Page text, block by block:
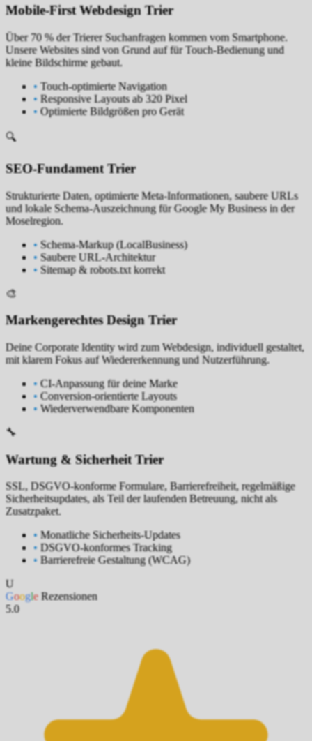
Mobile-First Webdesign Trier
Über 70 % der Trierer Suchanfragen kommen vom Smartphone.
Unsere Websites sind von Grund auf für Touch-Bedienung und
kleine Bildschirme gebaut.
•Touch-optimierte Navigation
• Responsive Layouts ab 320 Pixel
•Optimierte Bildgrößen pro Gerät
🔍
SEO-Fundament Trier
Strukturierte Daten, optimierte Meta-Informationen, saubere URLs
und lokale Schema-Auszeichnung für Google My Business in der
Moselregion.
• Schema-Markup (LocalBusiness)
• Saubere URL-Architektur
• Sitemap & robots.txt korrekt
🎨
Markengerechtes Design Trier
Deine Corporate Identity wird zum Webdesign, individuell gestaltet,
mit klarem Fokus auf Wiedererkennung und Nutzerführung.
•CI-Anpassung für deine Marke
•Conversion-orientierte Layouts
• Wiederverwendbare Komponenten
🔧
Wartung & Sicherheit Trier
SSL, DSGVO-konforme Formulare, Barrierefreiheit, regelmäßige
Sicherheitsupdates, als Teil der laufenden Betreuung, nicht als
Zusatzpaket.
• Monatliche Sicherheits-Updates
• DSGVO-konformes Tracking
• Barrierefreie Gestaltung (WCAG)
U
Google Rezensionen
5.0